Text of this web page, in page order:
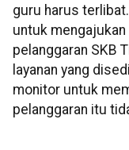
guru harus
untuk
pelanggaran SKB
layanan yang
monitor untuk
pelanggaran itu